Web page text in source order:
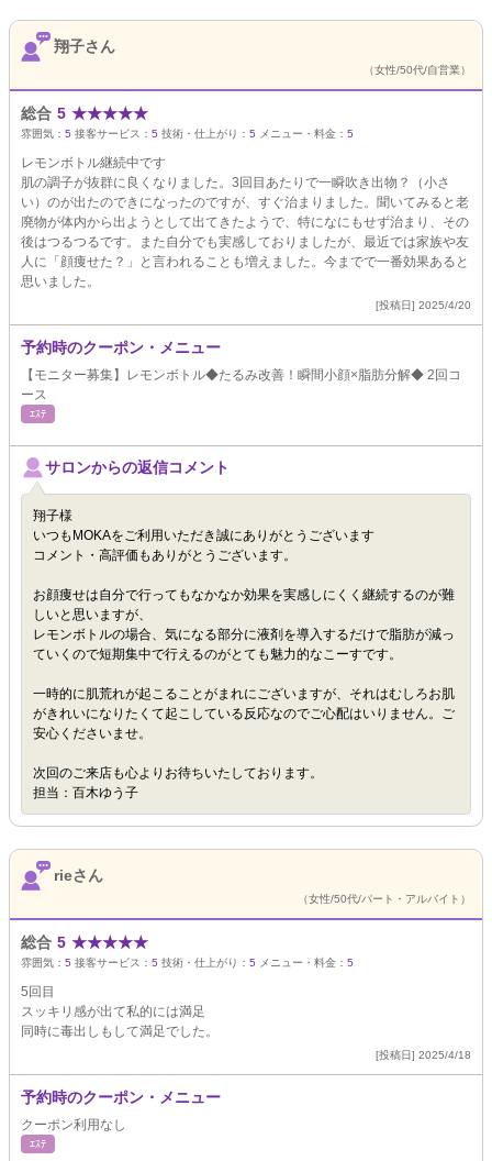
翔子さん
（女性/50代/自営業）
総合 5 ★★★★★
雰囲気： 5 接客サービス： 5 技術・仕上がり： 5 メニュー・料金： 5
レモンボトル継続中です
肌の調子が抜群に良くなりました。3回目あたりで一瞬吹き出物？（小さ
い）のが出たのできになったのですが、すぐ治まりました。聞いてみると老
廃物が体内から出ようとして出てきたようで、特になにもせず治まり、その
後はつるつるです。また自分でも実感しておりましたが、最近では家族や友
人に「顔痩せた？」と言われることも増えました。今までで一番効果あると
思いました。
[投稿日] 2025/4/20
予約時のクーポン・メニュー
【モニター募集】レモンボトル◆たるみ改善！瞬間小顔×脂肪分解◆ 2回コ
ース
ｴｽﾃ
サロンからの返信コメント
翔子様
いつもMOKAをご利用いただき誠にありがとうございます
コメント・高評価もありがとうございます。
お顔痩せは自分で行ってもなかなか効果を実感しにくく継続するのが難
しいと思いますが、
レモンボトルの場合、気になる部分に液剤を導入するだけで脂肪が減っ
ていくので短期集中で行えるのがとても魅力的なこーすです。
一時的に肌荒れが起こることがまれにございますが、それはむしろお肌
がきれいになりたくて起こしている反応なのでご心配はいりません。ご
安心くださいませ。
次回のご来店も心よりお待ちいたしております。
担当：百木ゆう子
rieさん
（女性/50代/パート・アルバイト）
総合 5 ★★★★★
雰囲気： 5 接客サービス： 5 技術・仕上がり： 5 メニュー・料金： 5
5回目
スッキリ感が出て私的には満足
同時に毒出しもして満足でした。
[投稿日] 2025/4/18
予約時のクーポン・メニュー
クーポン利用なし
ｴｽﾃ